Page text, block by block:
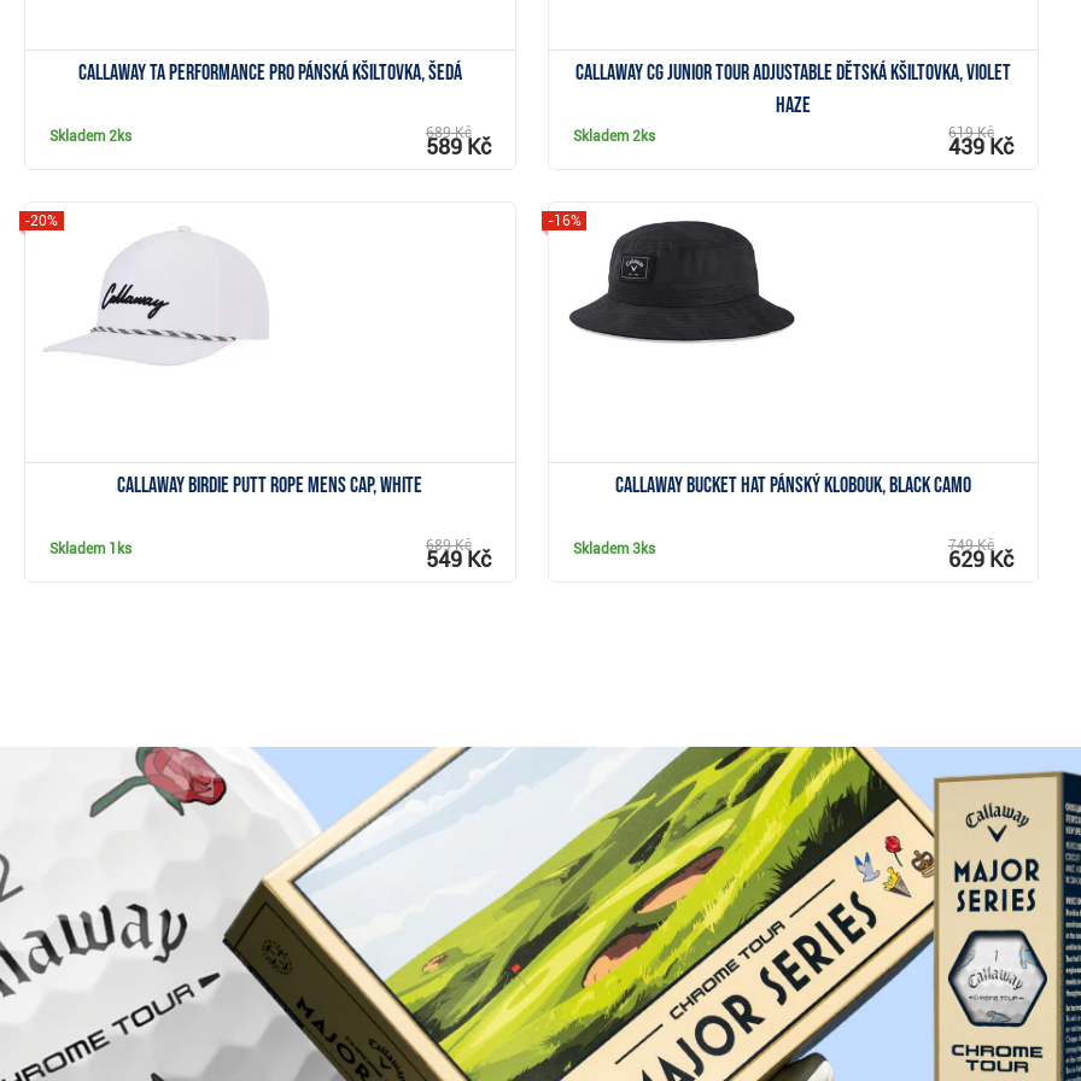
Callaway TA Performance Pro pánská kšiltovka, šedá
Skladem2ks 689 Kč
589 Kč
Callaway CG Junior Tour Adjustable dětská kšiltovka, violet
haze
Skladem2ks 619 Kč
439 Kč
Callaway Birdie Putt Rope mens cap, white
-20%
Skladem 1ks 689 Kč
549 Kč
Zobrazit
Callaway Bucket Hat pánský klobouk, black camo
-16%
Skladem3ks 749 Kč
629 Kč
Proč nakoupit u Golf pro všechny.cz?